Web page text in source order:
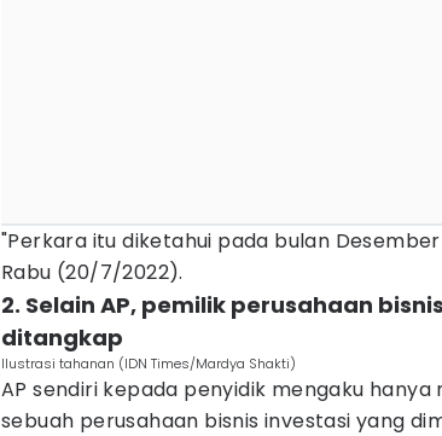
"Perkara itu diketahui pada bulan
Rabu (20/7/2022).
2. Selain AP, pemilik perusahaan
ditangkap
Ilustrasi tahanan (IDN Times/Mardya Shakti)
AP sendiri kepada penyidik mengaku hanya
sebuah perusahaan bisnis investasi yang